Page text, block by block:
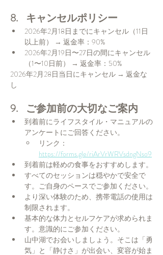
8.    キャンセルポリシー
2026年2月18日までにキャンセル（11日
以上前） → 返金率：90%
2026年2月19日〜27日の間にキャンセル
（1〜10日前） → 返金率：50%
2026年2月28日当日にキャンセル → 返金な
し
9.    ご参加前の大切なご案内
到着前にライフスタイル・マニュアルの
アンケートにご回答ください。
リンク：
https://forms.gle/riArVrWRVsdngNso9
到着前は軽めの食事をおすすめします。
すべてのセッションは穏やかで安全で
す。ご自身のペースでご参加ください。
より深い体験のため、携帯電話の使用は
制限されます。
基本的な体力とセルフケアが求められま
す。意識的にご参加ください。
山中湖でお会いしましょう。そこは「勇
気」と「静けさ」が出会い、変容が始ま